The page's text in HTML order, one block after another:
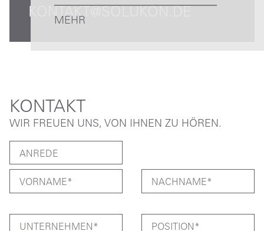
KONTAKT@SOLUKON.DE
KONTAKT
WIR FREUEN UNS, VON IHNEN ZU HÖREN.
MEHR